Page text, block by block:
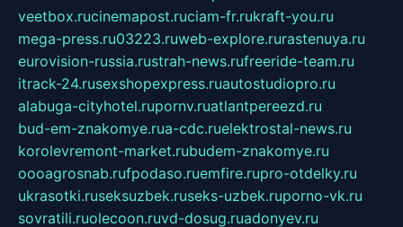
veetbox.rucinemapost.ruciam-fr.rukraft-you.ru
mega-press.ru03223.ruweb-explore.rurastenuya.ru
eurovision-russia.rustrah-news.rufreeride-team.ru
itrack-24.rusexshopexpress.ruautostudiopro.ru
alabuga-cityhotel.rupornv.ruatlantpereezd.ru
bud-em-znakomye.rua-cdc.ruelektrostal-news.ru
korolevremont-market.rubudem-znakomye.ru
oooagrosnab.rufpodaso.ruemfire.rupro-otdelky.ru
ukrasotki.ruseksuzbek.ruseks-uzbek.ruporno-vk.ru
sovratili.ruolecoon.ruvd-dosug.ruadonyev.ru